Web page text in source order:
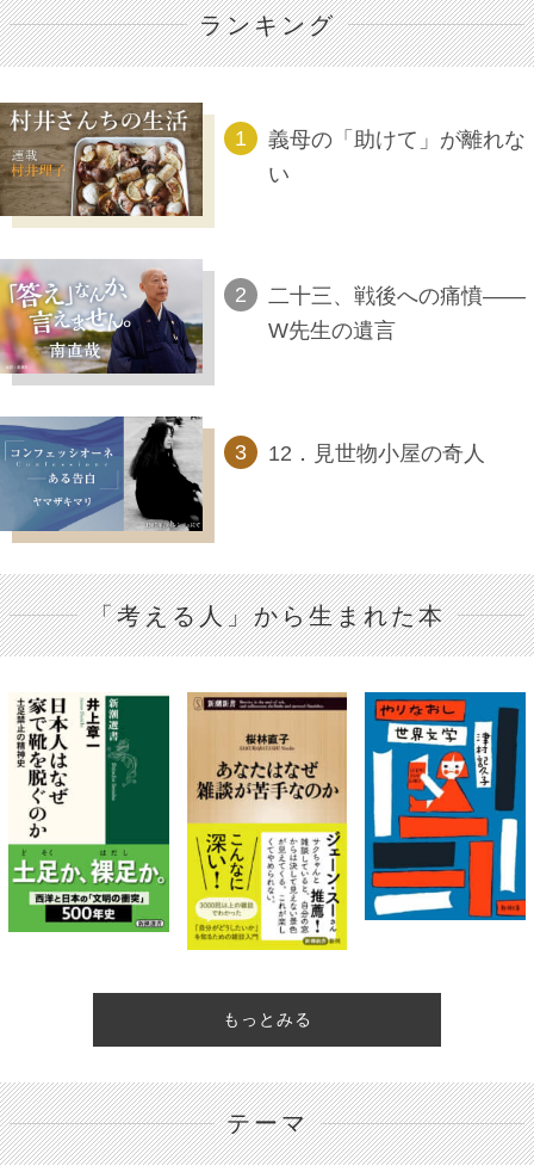
ランキング
義母の「助けて」が離れな
い
二十三、戦後への痛憤――
W先生の遺言
12．見世物小屋の奇人
「考える人」から生まれた本
もっとみる
テーマ